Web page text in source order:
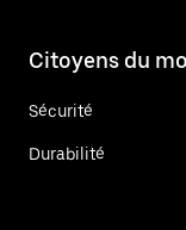
Citoyens du
Sécurité
Durabilité